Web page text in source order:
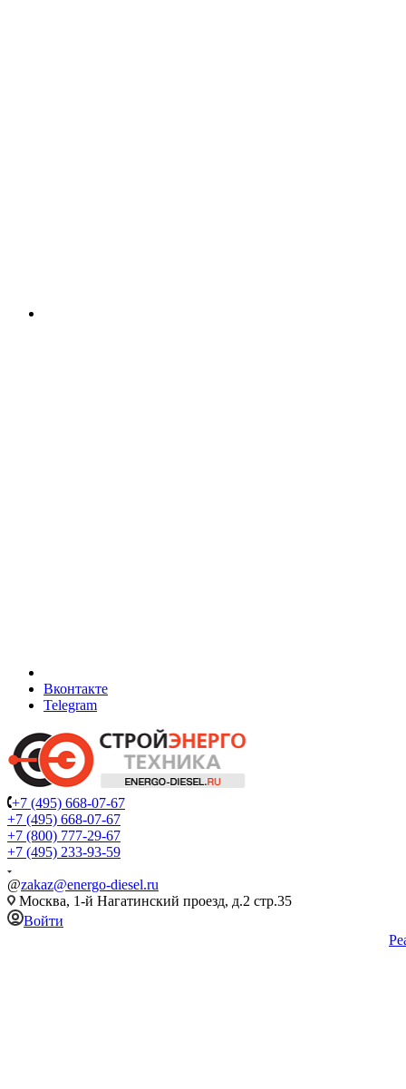
Вконтакте
Telegram
+7 (495) 668-07-67
+7 (495) 668-07-67
+7 (800) 777-29-67
+7 (495) 233-93-59
@zakaz@energo-diesel.ru
Москва, 1-й Нагатинский проезд, д.2 стр.35
Войти